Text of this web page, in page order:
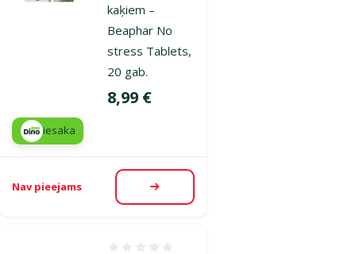
kaķiem –
Beaphar No
stress Tablets,
20 gab.
Cena
8,99 €
iesaka
Nav pieejams Apskatīt